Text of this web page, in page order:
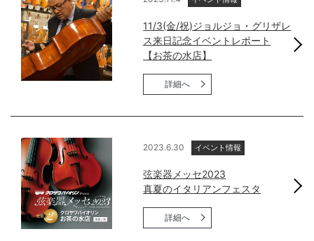
11/3(金/祝)ジョルジョ・グリザレ
ス来日記念イベントレポート
【お茶の水店】
詳細へ
2023.6.30 イベント情報
弦楽器メッセ2023
真夏のイタリアンフェスタ
詳細へ